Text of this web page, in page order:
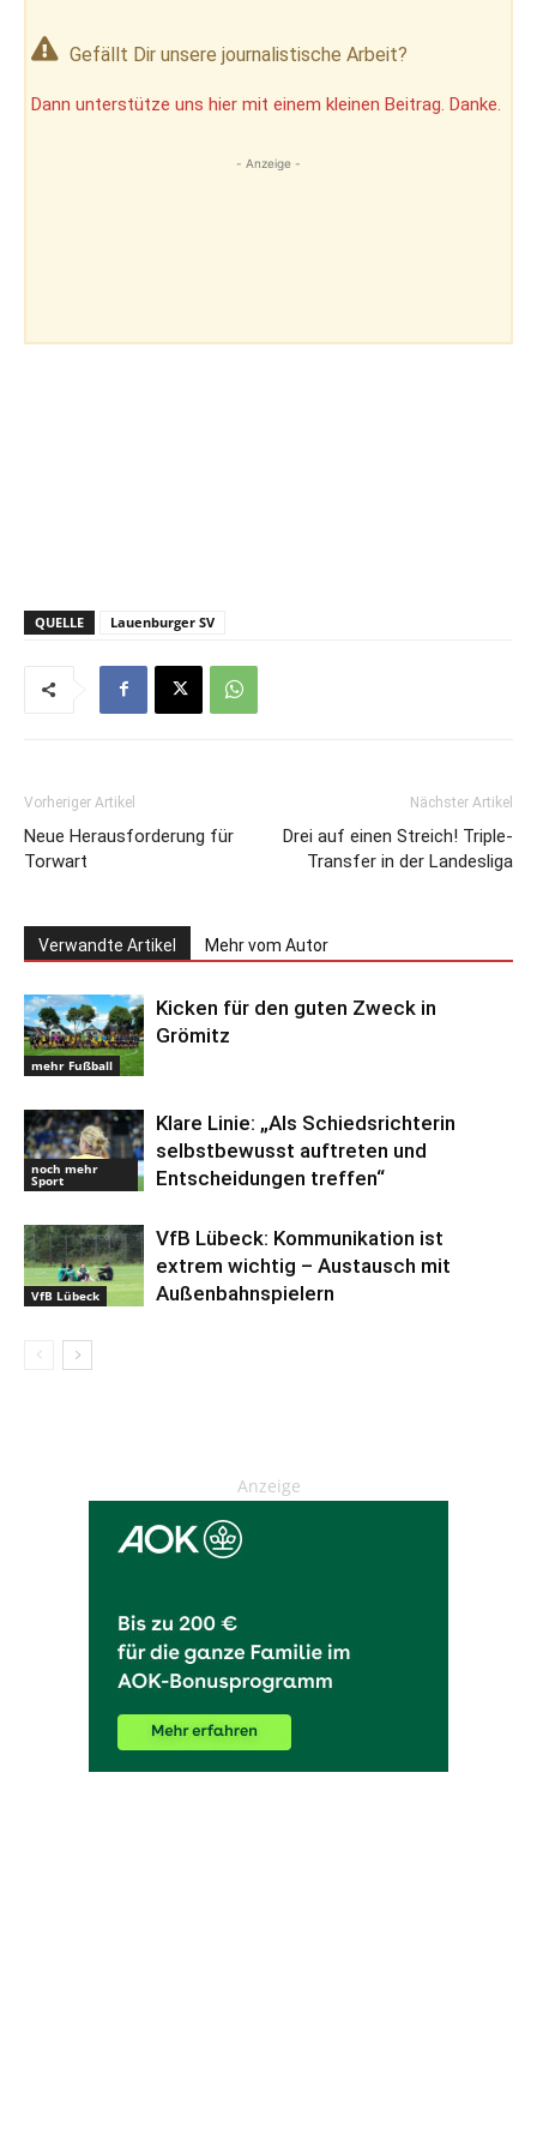
Gefällt Dir unsere journalistische Arbeit?
Dann unterstütze uns hier mit einem kleinen Beitrag. Danke.
- Anzeige -
QUELLE Lauenburger SV
Vorheriger Artikel
Neue Herausforderung für
Torwart
Nächster Artikel
Drei auf einen Streich! Triple-
Transfer in der Landesliga
Verwandte Artikel Mehr vom Autor
mehr Fußball
Kicken für den guten Zweck in
Grömitz
noch mehr
Sport
Klare Linie: „Als Schiedsrichterin
selbstbewusst auftreten und
Entscheidungen treffen“
VfB Lübeck
VfB Lübeck: Kommunikation ist
extrem wichtig – Austausch mit
Außenbahnspielern
Anzeige